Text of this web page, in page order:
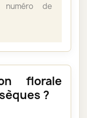
de
florale
?